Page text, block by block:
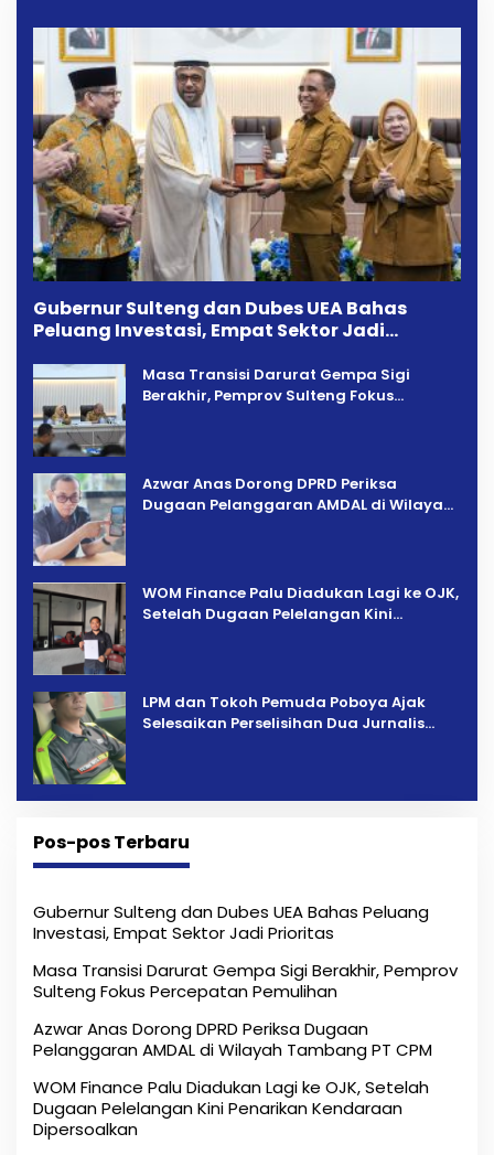
Gubernur Sulteng dan Dubes UEA Bahas
Peluang Investasi, Empat Sektor Jadi
Masa Transisi Darurat Gempa Sigi
Berakhir, Pemprov Sulteng Fokus
Azwar Anas Dorong DPRD Periksa
Dugaan Pelanggaran AMDAL di Wilayah
‎WOM Finance Palu Diadukan Lagi ke OJK,
Setelah Dugaan Pelelangan Kini
LPM dan Tokoh Pemuda Poboya Ajak
Selesaikan Perselisihan Dua Jurnalis
Pos-pos Terbaru
Gubernur Sulteng dan Dubes UEA Bahas Peluang
Investasi, Empat Sektor Jadi Prioritas
Masa Transisi Darurat Gempa Sigi Berakhir, Pemprov
Sulteng Fokus Percepatan Pemulihan
Azwar Anas Dorong DPRD Periksa Dugaan
Pelanggaran AMDAL di Wilayah Tambang PT CPM
‎WOM Finance Palu Diadukan Lagi ke OJK, Setelah
Dugaan Pelelangan Kini Penarikan Kendaraan
Dipersoalkan ‎